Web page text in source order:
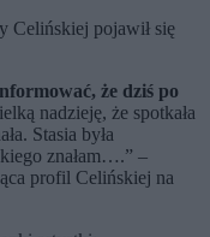
Celińskiej pojawił się
że dziś po
nadzieję, że spotkała
Stasia była
znałam….” –
profil Celińskiej na